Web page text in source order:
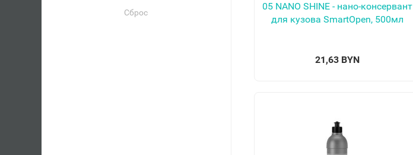
Сброс
05 NANO SHINE - нано-консервант
для кузова SmartOpen, 500мл
21,63 BYN